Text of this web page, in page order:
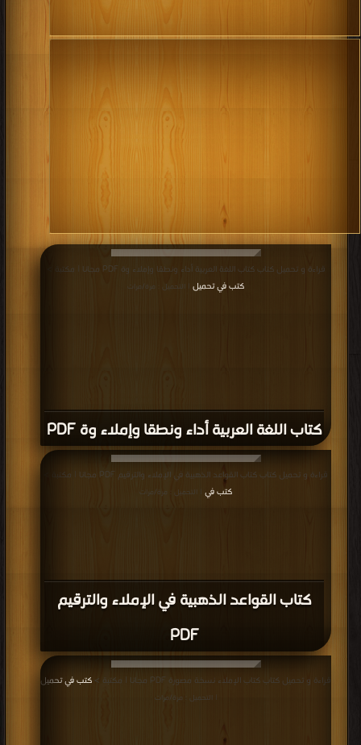
كتاب اللغة العربية أداء ونطقا وإملاء وة PDF
قراءة و تحميل كتاب كتاب اللغة العربية أداء ونطقا وإملاء وة PDF مجانا | مكتبة >
كتب في تحميل
| التحميل : مرة/مرات
كتاب القواعد الذهبية في الإملاء والترقيم
PDF
قراءة و تحميل كتاب كتاب القواعد الذهبية في الإملاء والترقيم PDF مجانا | مكتبة >
كتب في
| التحميل : مرة/مرات
قراءة و تحميل كتاب كتاب الإملاء نسخة مصورة PDF مجانا | مكتبة > كتب في تحميل
| التحميل : مرة/مرات